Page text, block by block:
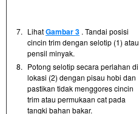
7. LihatGambar 3 . Tandai posisi
cincin trim dengan selotip (1) atau
pensil minyak.
8. Potong selotip secara perlahan di
lokasi (2) dengan pisau hobi dan
pastikan tidak menggores cincin
trim atau permukaan cat pada
tangki bahan bakar.